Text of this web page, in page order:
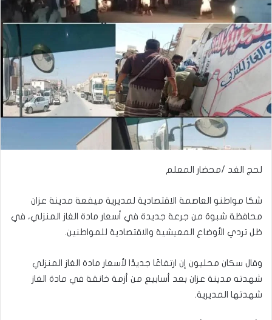
لحج الغد /محضار المعلم
شكا مواطنو العاصمة الاقتصادية لمديرية ميفعة مدينة عزان
محافظة شبوة من جرعة جديدة في أسعار مادة الغاز المنزلي، في
ظل تردي الأوضاع المعيشية والاقتصادية للمواطنين.
وقال سكان محليون إن ارتفاعًا جديدًا لأسعار مادة الغاز المنزلي
شهدته مدينة عزان بعد أسابيع من أزمة خانقة في مادة الغاز
شهدتها المديرية.